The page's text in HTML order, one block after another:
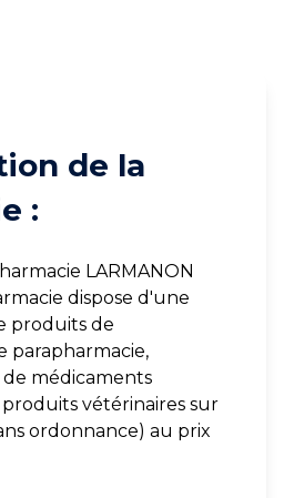
de la
:
LARMANON
dispose d'une
produits de
parapharmacie,
médicaments
vétérinaires sur
ordonnance) au prix